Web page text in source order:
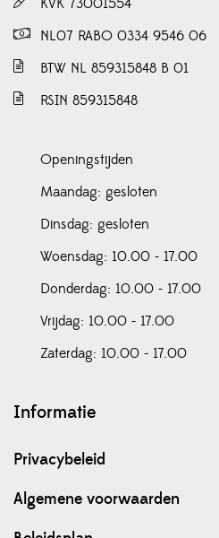
NL07 RABO 0334 9546 06
BTW NL 859315848 B 01
RSIN 859315848
Openingstijden
Maandag: gesloten
Dinsdag: gesloten
Woensdag: 10.00 - 17.00
Donderdag: 10.00 - 17.00
Vrijdag: 10.00 - 17.00
Zaterdag: 10.00 - 17.00
Informatie
Privacybeleid
Algemene voorwaarden